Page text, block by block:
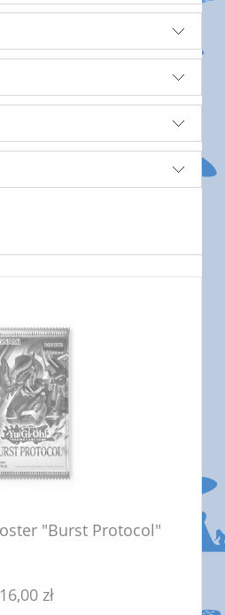
"Burst Protocol"
16,00 zł